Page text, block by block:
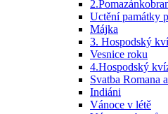
Uctění památky
Májka
3. Hospodský
Vesnice roku
4.Hospodský
Svatba Romana
Indiáni
Vánoce v létě